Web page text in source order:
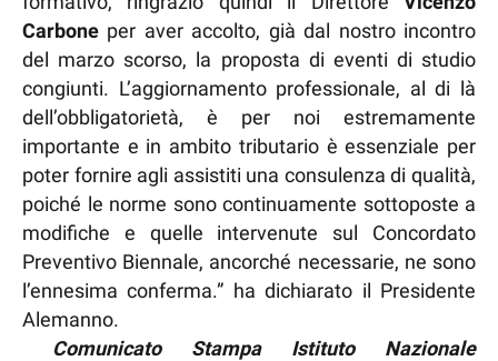
Carbone per aver accolto, già dal nostro incontro
del marzo scorso, la proposta di eventi di studio
congiunti. L’aggiornamento professionale, al di là
dell’obbligatorietà, è per noi estremamente
importante e in ambito tributario è essenziale per
poter fornire agli assistiti una consulenza di qualità,
poiché le norme sono continuamente sottoposte a
modifiche e quelle intervenute sul Concordato
Preventivo Biennale, ancorché necessarie, ne sono
l’ennesima conferma.” ha dichiarato il Presidente
Alemanno.
Comunicato Stampa Istituto Nazionale